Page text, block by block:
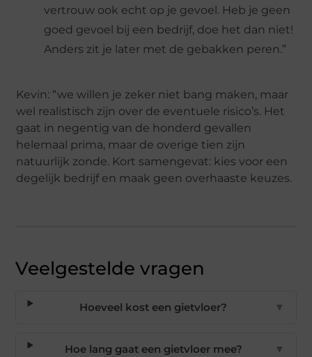
vertrouw ook echt op je gevoel. Heb je geen
goed gevoel bij een bedrijf, doe het dan niet!
Anders zit je later met de gebakken peren.”
Kevin: “we willen je zeker niet bang maken, maar
wel realistisch zijn over de eventuele risico’s. Het
gaat in negentig van de honderd gevallen
helemaal prima, maar de overige tien zijn
natuurlijk zonde. Kort samengevat: kies voor een
degelijk bedrijf en maak geen overhaaste keuzes.
Veelgestelde vragen
Hoeveel kost een gietvloer? ▼
Hoe lang gaat een gietvloer mee? ▼